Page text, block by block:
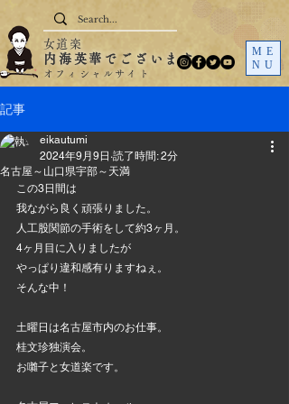
ME
NU
女道楽
内海英華でございます
オフィシャルサイト
記事
名古屋～山口県宇部～天満
eikautumi
2024年9月9日 読了時間: 2分
この3日間は
我ながら良く頑張りました。
人工股関節の手術をして約3ヶ月。
4ヶ月目に入りましたが
やっぱり違和感有りますねぇ。
そんな中！
土曜日は名古屋市内のお仕事。
桂文珍独演会。
お囃子と女道楽です。